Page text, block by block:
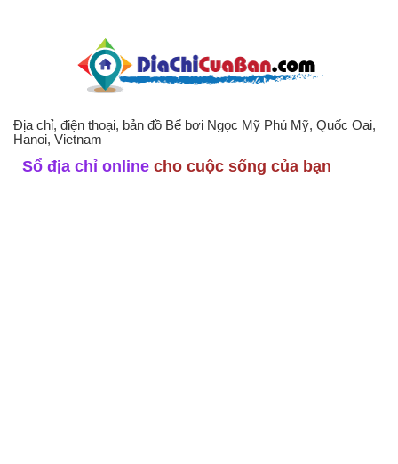
Địa chỉ, điện thoại, bản đồ Bể bơi Ngọc Mỹ Phú Mỹ, Quốc Oai,
Hanoi, Vietnam
Sổ địa chỉ online cho cuộc sống của bạn